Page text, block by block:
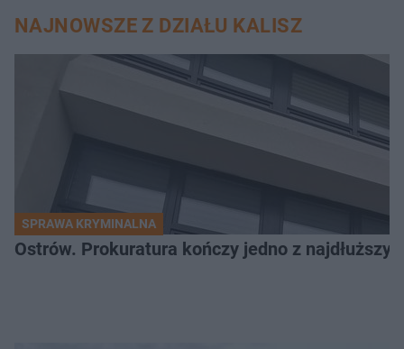
NAJNOWSZE Z DZIAŁU KALISZ
SPRAWA KRYMINALNA
Ostrów. Prokuratura kończy jedno z